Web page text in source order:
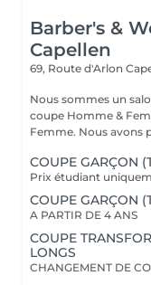
Barber's &
Capellen
69, Route d'Arlon
Nous sommes un
coupe Homme &
Femme. Nous
COUPE GARÇON
COUPE GARÇON
A PARTIR DE 4 ANS
COUPE
LONGS